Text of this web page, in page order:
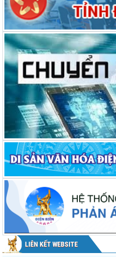
LIÊN KẾT WEBSITE